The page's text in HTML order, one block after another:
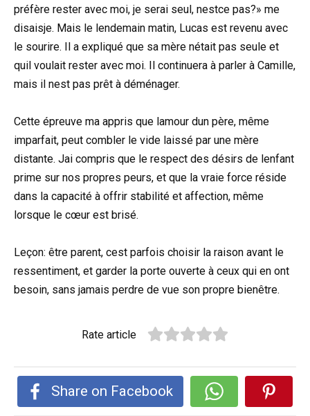
préfère rester avec moi, je serai seul, nestce pas?» me
disaisje. Mais le lendemain matin, Lucas est revenu avec
le sourire. Il a expliqué que sa mère nétait pas seule et
quil voulait rester avec moi. Il continuera à parler à Camille,
mais il nest pas prêt à déménager.
Cette épreuve ma appris que lamour dun père, même
imparfait, peut combler le vide laissé par une mère
distante. Jai compris que le respect des désirs de lenfant
prime sur nos propres peurs, et que la vraie force réside
dans la capacité à offrir stabilité et affection, même
lorsque le cœur est brisé.
Leçon: être parent, cest parfois choisir la raison avant le
ressentiment, et garder la porte ouverte à ceux qui en ont
besoin, sans jamais perdre de vue son propre bienêtre.
Rate article
Share on Facebook